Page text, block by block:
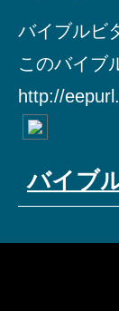
バイブルビ
このバイブ
http://
バイブ